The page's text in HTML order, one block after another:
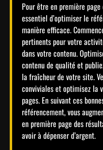
Pour être en première
essentiel d’optimiser le
manière efficace.
pertinents pour votre
dans votre contenu.
contenu de qualité et
la fraîcheur de votre site.
conviviales et optimisez la
pages. En suivant ces
référencement, vous
en première page des
avoir à dépenser d’argent.